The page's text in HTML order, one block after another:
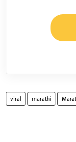
viral marathi